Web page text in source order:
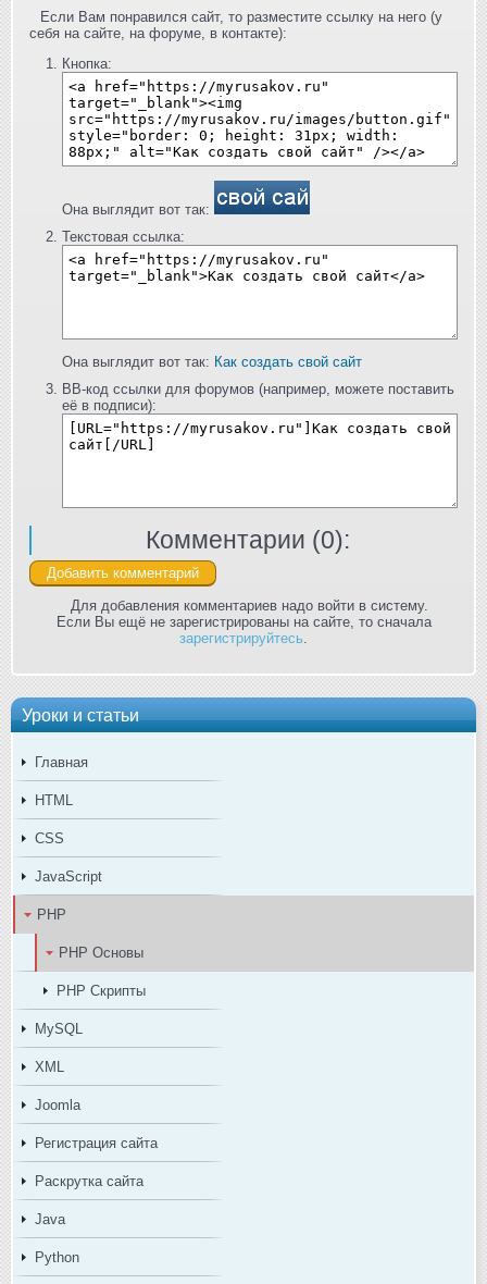
Уроки и статьи
Главная
HTML
CSS
JavaScript
PHP
PHP Основы
PHP Скрипты
MySQL
XML
Joomla
Регистрация сайта
Раскрутка сайта
Java
Python
Если Вам понравился сайт, то разместите ссылку на него (у
себя на сайте, на форуме, в контакте):
Кнопка:
Она выглядит вот так:
Текстовая ссылка:
Она выглядит вот так: Как создать свой сайт
BB-код ссылки для форумов (например, можете поставить
её в подписи):
Комментарии (0):
Для добавления комментариев надо войти в систему.
Если Вы ещё не зарегистрированы на сайте, то сначала
зарегистрируйтесь.